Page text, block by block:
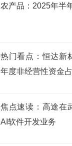
农产品：2025年半
热门看点：恒达新
年度非经营性资金
焦点速读：高途在
AI软件开发业务